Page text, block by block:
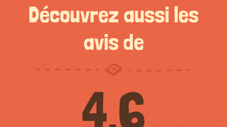
Découvrez aussi les
avis de
4.6